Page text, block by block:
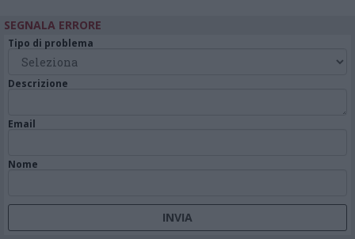
SEGNALA ERRORE
Tipo di problema
Descrizione
Email
Nome